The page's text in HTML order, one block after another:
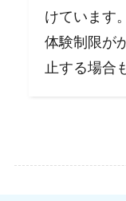
けています。
体験制限が
止する場合